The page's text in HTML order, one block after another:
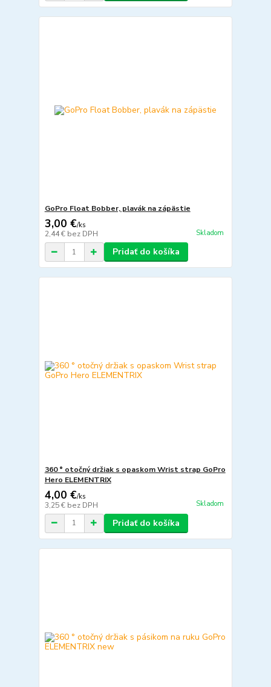
GoPro Float Bobber, plavák na zápästie
3,00 €/ks
2,44 € bez DPH Skladom
Pridať do košíka
360 ° otočný držiak s opaskom Wrist strap GoPro
Hero ELEMENTRIX
4,00 €/ks
3,25 € bez DPH Skladom
Pridať do košíka